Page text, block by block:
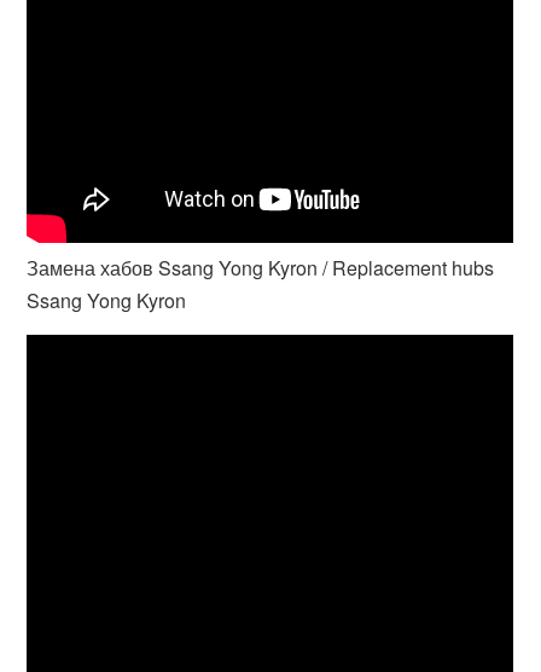
Замена хабов Ssang Yong Kyron / Replacement hubs
Ssang Yong Kyron